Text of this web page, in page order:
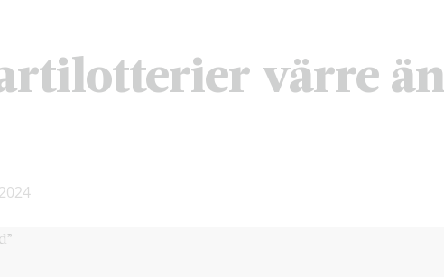
värre än